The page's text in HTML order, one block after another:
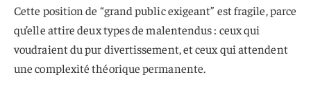
Cette position de “grand public exigeant” est fragile, parce
qu’elle attire deux types de malentendus : ceux qui
voudraient du pur divertissement, et ceux qui attendent
une complexité théorique permanente.